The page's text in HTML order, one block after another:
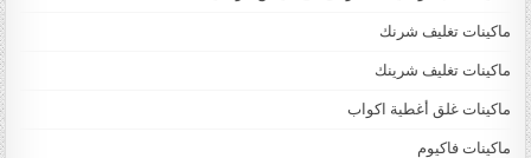
ماكينات تغليف شرنك
ماكينات تغليف شرينك
ماكينات غلق أغطية اكواب
ماكينات فاكيوم